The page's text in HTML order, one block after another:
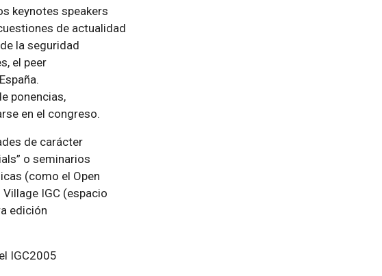
keynotes speakers
de actualidad
la seguridad
el peer
ponencias,
en el congreso.
de carácter
o seminarios
(como el Open
IGC (espacio
edición
IGC2005